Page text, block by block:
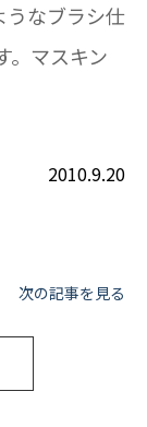
なブラシ仕
。マスキン
2010.9.20
次の記事を見る